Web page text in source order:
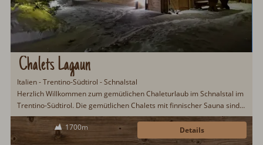
Chalets Lagaun
Italien - Trentino-Südtirol - Schnalstal
Herzlich Willkommen zum gemütlichen Chaleturlaub im Schnalstal im
Trentino-Südtirol. Die gemütlichen Chalets mit finnischer Sauna sind
neu erbaut und bieten die besten Voraussetzungen für einen
erholsamen Urlaub im Trentino. Wintersport geht hier am
Schnalstaler Gletscher von September bis in den Mai...
1700m Details